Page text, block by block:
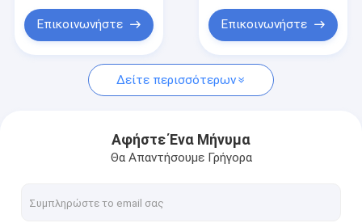
Κυψελωτός πίνακας PP
Κιβώτιο μανικιών παλετών
Σφραγίζοντας μηχανή ακρών
Μανίκι που κατασκευάζει τη μηχανή
Επικοινωνήστε Επικοινωνήστε
Δείτε περισσότερων
Αφήστε Ένα Μήνυμα
Θα Απαντήσουμε Γρήγορα